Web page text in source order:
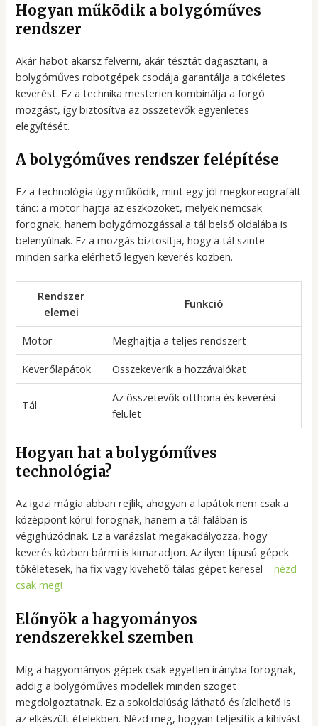
Hogyan működik a bolygóműves
rendszer
Akár habot akarsz felverni, akár tésztát dagasztani, a
bolygóműves robotgépek csodája garantálja a tökéletes
keverést. Ez a technika mesterien kombinálja a forgó
mozgást, így biztosítva az összetevők egyenletes
elegyítését.
A bolygóműves rendszer felépítése
Ez a technológia úgy működik, mint egy jól megkoreografált
tánc: a motor hajtja az eszközöket, melyek nemcsak
forognak, hanem bolygómozgással a tál belső oldalába is
belenyúlnak. Ez a mozgás biztosítja, hogy a tál szinte
minden sarka elérhető legyen keverés közben.
Rendszer
elemei
Funkció
Motor
Meghajtja a teljes rendszert
Keverőlapátok
Összekeverik a hozzávalókat
Tál
Az összetevők otthona és keverési
felület
Hogyan hat a bolygóműves
technológia?
Az igazi mágia abban rejlik, ahogyan a lapátok nem csak a
középpont körül forognak, hanem a tál falában is
végighúzódnak. Ez a varázslat megakadályozza, hogy
keverés közben bármi is kimaradjon. Az ilyen típusú gépek
tökéletesek, ha fix vagy kivehető tálas gépet keresel –nézd
csak meg!
Előnyök a hagyományos
rendszerekkel szemben
Míg a hagyományos gépek csak egyetlen irányba forognak,
addig a bolygóműves modellek minden szöget
megdolgoztatnak. Ez a sokoldalúság látható és ízlelhető is
az elkészült ételekben. Nézd meg, hogyan teljesítik a kihívást